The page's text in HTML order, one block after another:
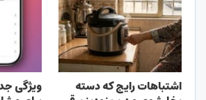
اشتباهات رایج که دسته ویژگی